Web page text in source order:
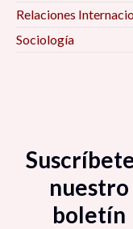
Relaciones
Sociología
nuestro
boletín